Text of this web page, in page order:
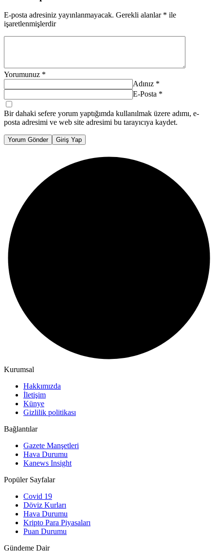
E-posta adresiniz yayınlanmayacak. Gerekli alanlar * ile
işaretlenmişlerdir
Yorumunuz *
Adınız *
E-Posta *
Bir dahaki sefere yorum yaptığımda kullanılmak üzere adımı, e-
posta adresimi ve web site adresimi bu tarayıcıya kaydet.
Yorum Gönder Giriş Yap
Kurumsal
Hakkımızda
İletişim
Künye
Gizlilik politikası
Bağlantılar
Gazete Manşetleri
Hava Durumu
Kanews Insight
Popüler Sayfalar
Covid 19
Döviz Kurları
Hava Durumu
Kripto Para Piyasaları
Puan Durumu
Gündeme Dair